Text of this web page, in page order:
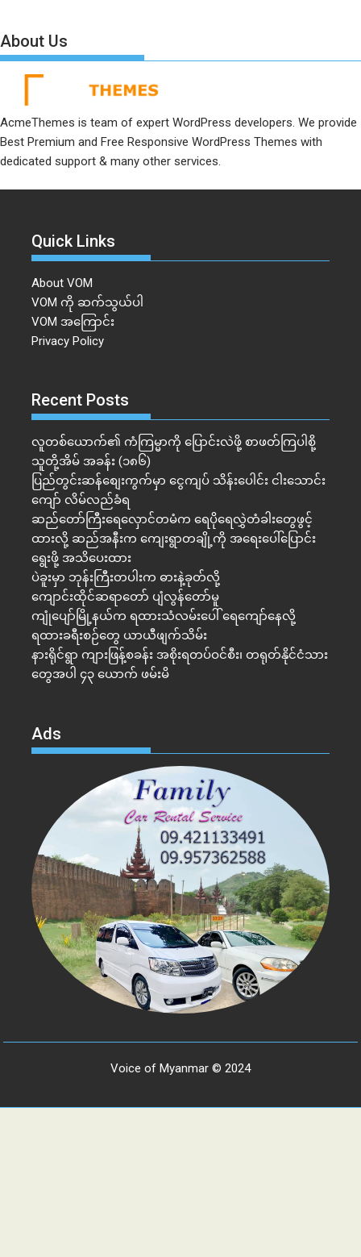
About Us
AcmeThemes is team of expert WordPress developers. We provide
Best Premium and Free Responsive WordPress Themes with
dedicated support & many other services.
Quick Links
About VOM
VOM ကို ဆက်သွယ်ပါ
VOM အကြောင်း
Privacy Policy
Recent Posts
လူတစ်ယောက်၏ ကံကြမ္မာကို ပြောင်းလဲဖို့ စာဖတ်ကြပါစို့
သူတို့အိမ် အခန်း (၁၈၆)
ပြည်တွင်းဆန်စျေးကွက်မှာ ငွေကျပ် သိန်းပေါင်း ငါး​သောင်း
ကျော် လိမ်လည်ခံရ
ဆည်တော်ကြီးရေလှောင်တမံက ရေပိုရေလွှဲတံခါးတွေဖွင့်
ထားလို့ ဆည်အနီးက ကျေးရွာတချို့ကို အရေးပေါ်ပြောင်း
ရွေးဖို့ အသိပေးထား
ပဲခူးမှာ ဘုန်းကြီးတပါးက ဓားနဲ့ခုတ်လို့
ကျောင်းထိုင်ဆရာတော် ပျံလွန်တော်မူ
ကျုံပျော်မြို့နယ်က ရထားသံလမ်းပေါ် ရေကျော်နေလို့
ရထားခရီးစဉ်တွေ ယာယီဖျက်သိမ်း
နားရိုင်ရွာ ကျားဖြန့်စခန်း အစိုးရတပ်ဝင်စီး၊ တရုတ်နိုင်ငံသား
တွေအပါ ၄၃ ယောက် ဖမ်းမိ
Ads
Voice of Myanmar © 2024